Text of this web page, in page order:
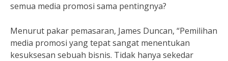
semua media promosi sama pentingnya?
Menurut pakar pemasaran, James Duncan, “Pemilihan
media promosi yang tepat sangat menentukan
kesuksesan sebuah bisnis. Tidak hanya sekedar